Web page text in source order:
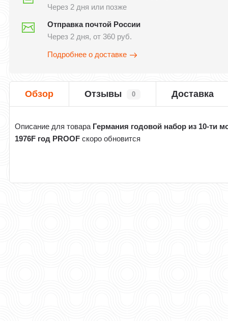
Через 2 дня или позже
Отправка почтой России
Через 2 дня, от 360 руб.
Подробнее о доставке
Обзор Отзывы 0 Доставка
Описание для товара Германия годовой набор из 10-ти
1976F год PROOF скоро обновится